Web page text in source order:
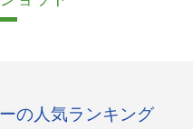
の人気ランキング